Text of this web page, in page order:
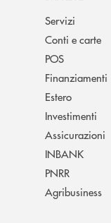
Servizi
Conti e carte
POS
Finanziamenti
Estero
Investimenti
Assicurazioni
INBANK
PNRR
Agribusiness